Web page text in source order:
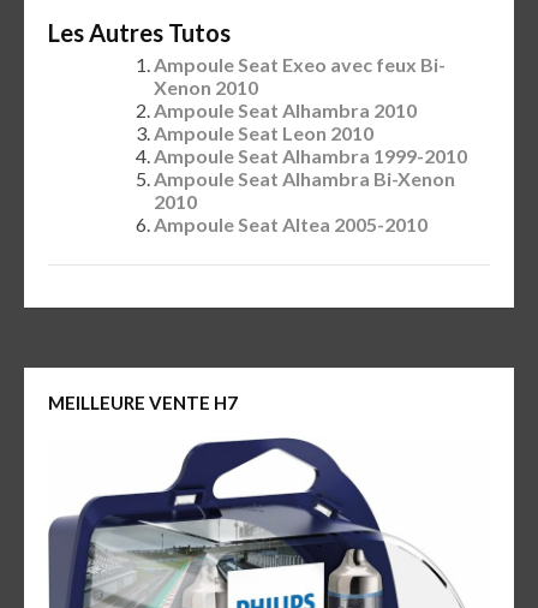
Les Autres Tutos
Ampoule Seat Exeo avec feux Bi-
Xenon 2010
Ampoule Seat Alhambra 2010
Ampoule Seat Leon 2010
Ampoule Seat Alhambra 1999-2010
Ampoule Seat Alhambra Bi-Xenon
2010
Ampoule Seat Altea 2005-2010
MEILLEURE VENTE H7